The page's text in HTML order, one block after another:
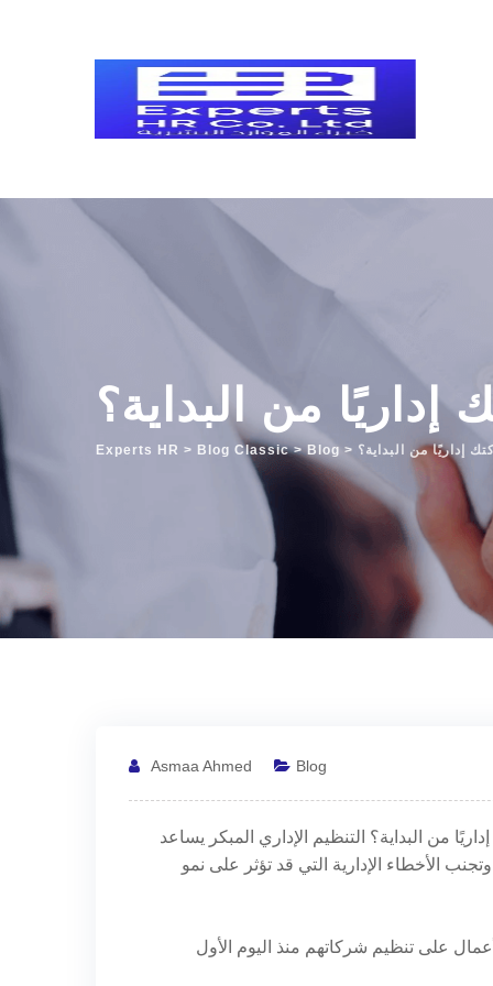
من البداية؟
Experts HR > Blog Classic>Blog > إداريًا من البداية؟
Asmaa Ahmed Blog
من البداية؟ التنظيم الإداري المبكر يساعد
الأخطاء الإدارية التي قد تؤثر على نمو